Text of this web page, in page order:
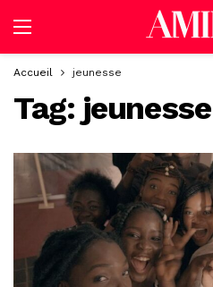
Accueil jeunesse
Tag: jeunesse